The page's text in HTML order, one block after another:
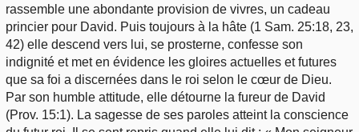
rassemble une abondante provision de vivres, un cadeau
princier pour David. Puis toujours à la hâte (1 Sam. 25:18, 23,
42) elle descend vers lui, se prosterne, confesse son
indignité et met en évidence les gloires actuelles et futures
que sa foi a discernées dans le roi selon le cœur de Dieu.
Par son humble attitude, elle détourne la fureur de David
(Prov. 15:1). La sagesse de ses paroles atteint la conscience